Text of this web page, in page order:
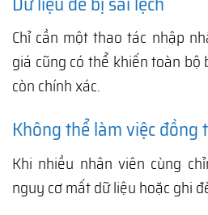
Chỉ cần một thao tác nhập
giá cũng có thể khiến toàn
còn chính xác.
Không thể làm việc đồng
Khi nhiều nhân viên cùng
nguy cơ mất dữ liệu hoặc ghi